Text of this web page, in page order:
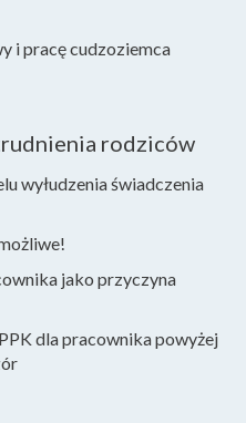
i pracę cudzoziemca
rodziców
wyłudzenia świadczenia
jako przyczyna
dla pracownika powyżej